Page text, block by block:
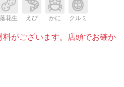
落花生 えび かに クルミ
がございます。店頭でお確か